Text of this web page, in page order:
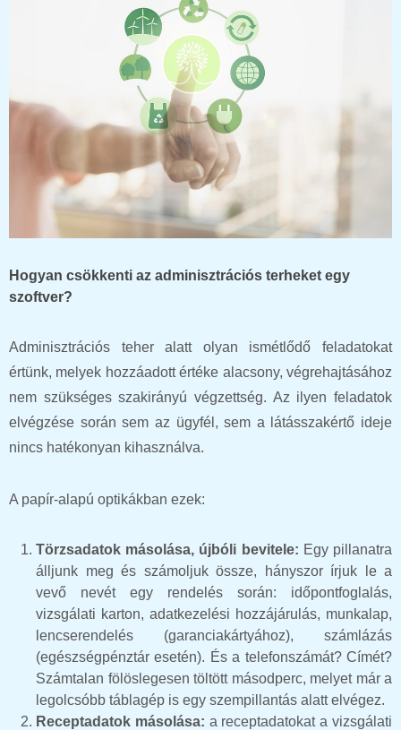
Hogyan csökkenti az adminisztrációs terheket egy
szoftver?
Adminisztrációs teher alatt olyan ismétlődő feladatokat
értünk, melyek hozzáadott értéke alacsony, végrehajtásához
nem szükséges szakirányú végzettség. Az ilyen feladatok
elvégzése során sem az ügyfél, sem a látásszakértő ideje
nincs hatékonyan kihasználva.
A papír-alapú optikákban ezek:
Törzsadatok másolása, újbóli bevitele: Egy pillanatra
álljunk meg és számoljuk össze, hányszor írjuk le a
vevő nevét egy rendelés során: időpontfoglalás,
vizsgálati karton, adatkezelési hozzájárulás, munkalap,
lencserendelés (garanciakártyához), számlázás
(egészségpénztár esetén). És a telefonszámát? Címét?
Számtalan fölöslegesen töltött másodperc, melyet már a
legolcsóbb táblagép is egy szempillantás alatt elvégez.
Receptadatok másolása: a receptadatokat a vizsgálati